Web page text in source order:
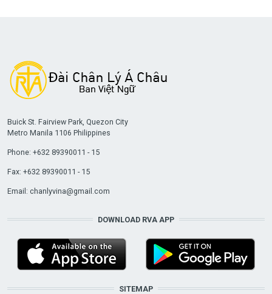
Buick St. Fairview Park, Quezon City
Metro Manila 1106 Philippines
Phone: +632 89390011 - 15
Fax: +632 89390011 - 15
Email: chanlyvina@gmail.com
DOWNLOAD RVA APP
SITEMAP